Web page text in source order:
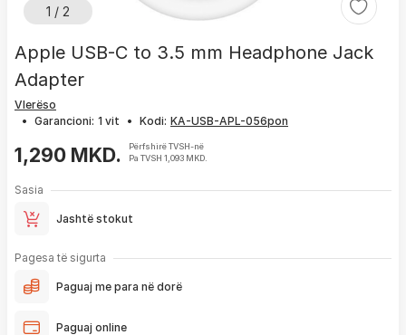
1 / 2
Apple USB-C to 3.5 mm Headphone Jack
Adapter
Vlerëso
• Garancioni: 1 vit • Kodi:
1,290 MKD.
Përfshirë TVSH-në
Pa TVSH 1,093 MKD.
Sasia
Jashtë stokut
Pagesa të sigurta
Paguaj me para në dorë
Paguaj online